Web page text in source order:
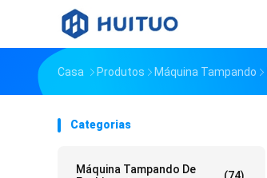
Casa Produtos Máquina Tampando
Categorias
Máquina Tampando De